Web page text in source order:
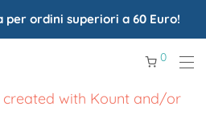
per ordini superiori a 60 Euro!
0
with Kount and/or